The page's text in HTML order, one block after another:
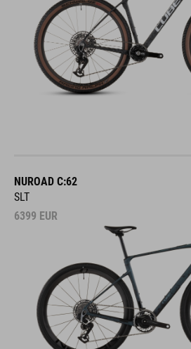
NUROAD C:62
SLT
6399 EUR